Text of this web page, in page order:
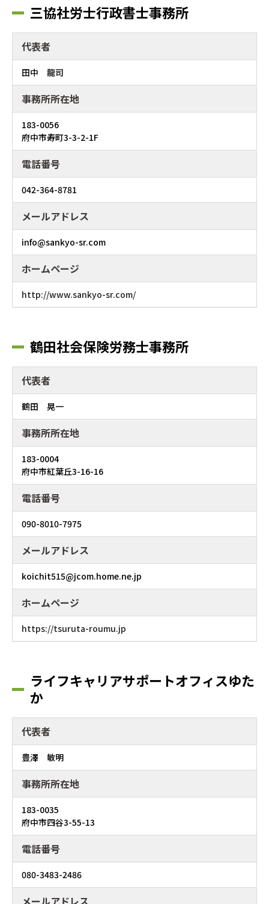
三協社労士行政書士事務所
代表者
田中 龍司
事務所所在地
183-0056
府中市寿町3-3-2-1F
電話番号
042-364-8781
メールアドレス
info@sankyo-sr.com
ホームページ
http://www.sankyo-sr.com/
鶴田社会保険労務士事務所
代表者
鶴田 晃一
事務所所在地
183-0004
府中市紅葉丘3-16-16
電話番号
090-8010-7975
メールアドレス
koichit515@jcom.home.ne.jp
ホームページ
https://tsuruta-roumu.jp
ライフキャリアサポートオフィスゆた
か
代表者
豊澤 敏明
事務所所在地
183-0035
府中市四谷3-55-13
電話番号
080-3483-2486
メールアドレス